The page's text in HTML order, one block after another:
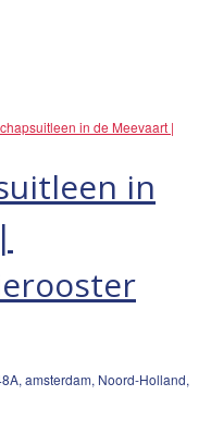
in
in de Meevaart |
amsterdam, Noord-Holland,